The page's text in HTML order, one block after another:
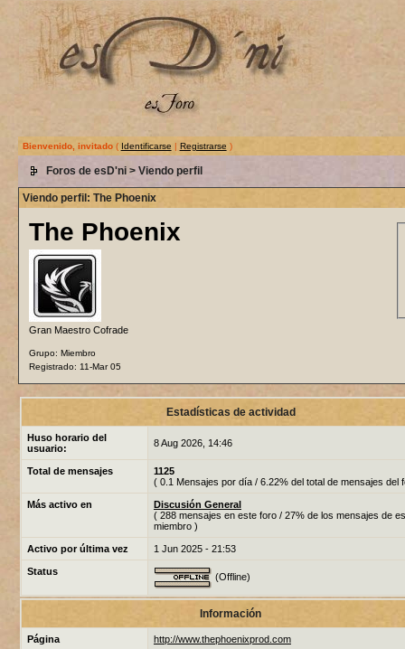
Bienvenido, invitado( Identificarse | Registrarse )
Foros de esD'ni> Viendo perfil
Viendo perfil: The Phoenix
The Phoenix
Gran Maestro Cofrade
Grupo: Miembro
Registrado: 11-Mar 05
Estadísticas de actividad
Huso horario del
usuario:
8 Aug 2026, 14:46
Total de mensajes
1125
( 0.1 Mensajes por día / 6.22% del total de mensajes del
Más activo en
Discusión General
( 288 mensajes en este foro / 27% de los mensajes de
miembro )
Activo por última vez 1 Jun 2025 - 21:53
Status (Offline)
Información
Página http://www.thephoenixprod.com